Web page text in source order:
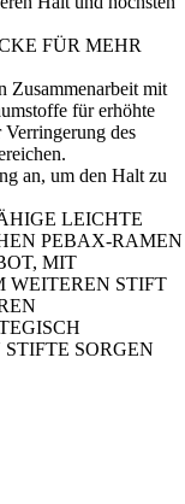
FÜR MEHR
Zusammenarbeit mit
für erhöhte
des
an, um den Halt zu
LEICHTE
PEBAX-RAMEN
MIT
WEITEREN STIFT
SORGEN